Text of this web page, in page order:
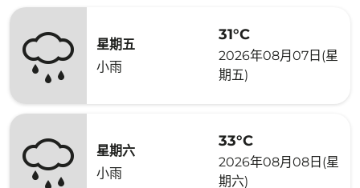
星期五
小雨
31°C
2026年08月07日(星
期五)
星期六
小雨
33°C
2026年08月08日(星
期六)